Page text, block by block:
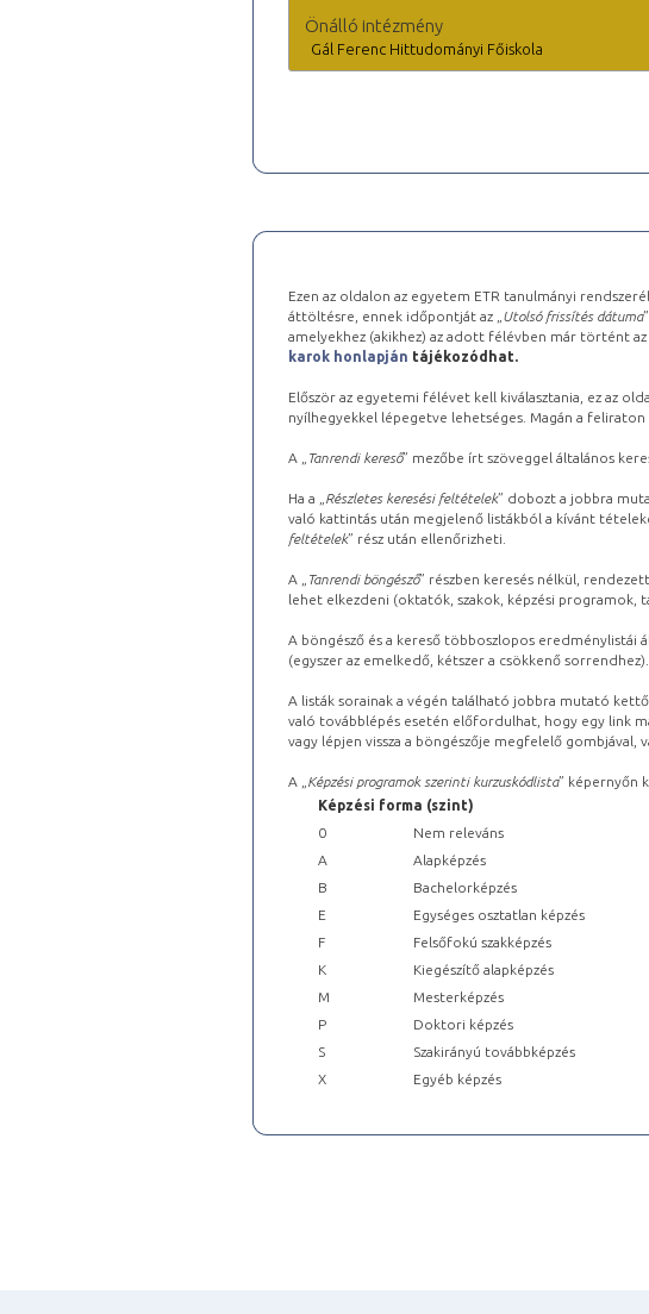
Önálló intézmény
Gál Ferenc Hittudományi Főiskola
Ezen az oldalon az egyetem ETR tanulmányi
áttöltésre, ennek időpontját az „ Utolsó frissítés dátuma
amelyekhez (akikhez) az adott félévben már történt az
karok honlapján tájékozódhat.
Először az egyetemi félévet kell kiválasztania, ez az
nyílhegyekkel lépegetve lehetséges. Magán a
A „ Tanrendi kereső” mezőbe írt szöveggel általános
Ha a „ Részletes keresési feltételek” dobozt a jobbra
való kattintás után megjelenő listákból a kívánt
feltételek” rész után ellenőrizheti.
A „ Tanrendi böngésző” részben keresés nélkül,
lehet elkezdeni (oktatók, szakok, képzési programok,
A böngésző és a kereső többoszlopos eredménylistái
(egyszer az emelkedő, kétszer a csökkenő
A listák sorainak a végén található jobbra mutató
való továbblépés esetén előfordulhat, hogy egy link
vagy lépjen vissza a böngészője megfelelő gombjával,
A „ Képzési programok szerinti kurzuskódlista” képernyőn
Képzési forma (szint)
0
Nem releváns
A
Alapképzés
B
Bachelorképzés
E
Egységes osztatlan képzés
F
Felsőfokú szakképzés
K
Kiegészítő alapképzés
M
Mesterképzés
P
Doktori képzés
S
Szakirányú továbbképzés
X
Egyéb képzés